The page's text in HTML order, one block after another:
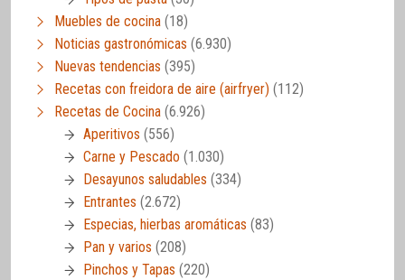
Muebles de cocina (18)
Noticias gastronómicas (6.930)
Nuevas tendencias (395)
Recetas con freidora de aire (airfryer) (112)
Recetas de Cocina (6.926)
Aperitivos (556)
Carne y Pescado (1.030)
Desayunos saludables (334)
Entrantes (2.672)
Especias, hierbas aromáticas (83)
Pan y varios (208)
Pinchos y Tapas (220)